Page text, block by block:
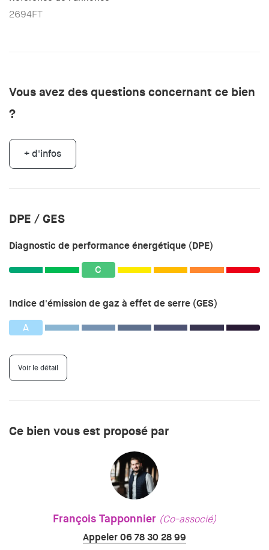
2694FT
Vous avez des questions concernant ce bien
?
+ d'infos
DPE / GES
Diagnostic de performance énergétique (DPE)
C
Indice d'émission de gaz à effet de serre (GES)
A
Voir le détail
Ce bien vous est proposé par
François Tapponnier (Co-associé)
Appeler 06 78 30 28 99